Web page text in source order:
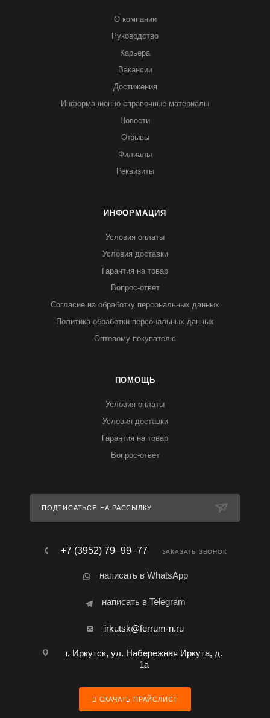
О компании
Руководство
Карьера
Вакансии
Достижения
Информационно-справочные материалы
Новости
Отзывы
Филиалы
Реквизиты
ИНФОРМАЦИЯ
Условия оплаты
Условия доставки
Гарантия на товар
Вопрос-ответ
Согласие на обработку персональных данных
Политика обработки персональных данных
Оптовому покупателю
ПОМОЩЬ
Условия оплаты
Условия доставки
Гарантия на товар
Вопрос-ответ
ПОДПИСАТЬСЯ НА РАССЫЛКУ
+7 (3952) 79‒99‒77 ЗАКАЗАТЬ ЗВОНОК
написать в WhatsApp
написать в Telegram
irkutsk@ferrum-n.ru
г. Иркутск, ул. Набережная Иркута, д.
1а
СКАЧАТЬ ПРАЙСЛИСТ